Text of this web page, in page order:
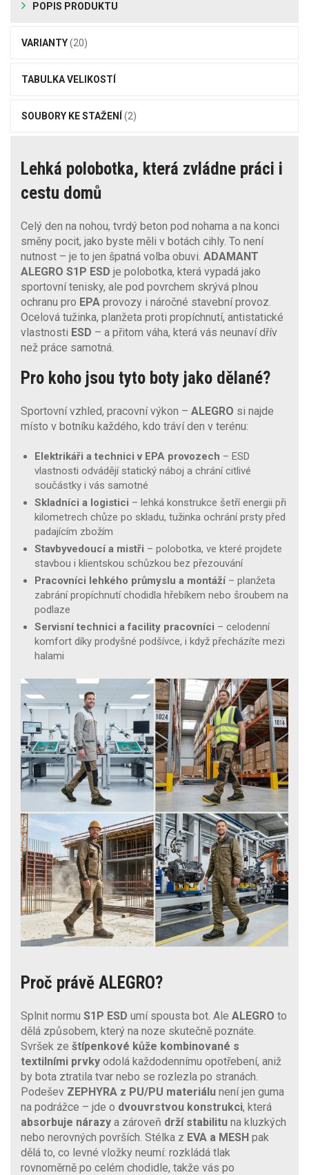
POPIS PRODUKTU
VARIANTY(20)
TABULKA VELIKOSTÍ
SOUBORY KE STAŽENÍ (2)
Lehká polobotka, která zvládne práci i
cestu domů
Celý den na nohou, tvrdý beton pod nohama a na konci
směny pocit, jako byste měli v botách cihly. To není
nutnost – je to jen špatná volba obuvi. ADAMANT
ALEGRO S1P ESD je polobotka, která vypadá jako
sportovní tenisky, ale pod povrchem skrývá plnou
ochranu pro EPA provozy i náročné stavební provoz.
Ocelová tužinka, planžeta proti propíchnutí, antistatické
vlastnosti ESD – a přitom váha, která vás neunaví dřív
než práce samotná.
Pro koho jsou tyto boty jako dělané?
Sportovní vzhled, pracovní výkon – ALEGRO si najde
místo v botníku každého, kdo tráví den v terénu:
Elektrikáři a technici v EPA provozech – ESD
vlastnosti odvádějí statický náboj a chrání citlivé
součástky i vás samotné
Skladníci a logistici – lehká konstrukce šetří energii při
kilometrech chůze po skladu, tužinka ochrání prsty před
padajícím zbožím
Stavbyvedoucí a mistři – polobotka, ve které projdete
stavbou i klientskou schůzkou bez přezouvání
Pracovníci lehkého průmyslu a montáží– planžeta
zabrání propíchnutí chodidla hřebíkem nebo šroubem na
podlaze
Servisní technici a facility pracovníci – celodenní
komfort díky prodyšné podšívce, i když přecházíte mezi
halami
Proč právě ALEGRO?
Splnit normu S1P ESD umí spousta bot. Ale ALEGRO to
dělá způsobem, který na noze skutečně poznáte.
Svršek ze štípenkové kůže kombinované s
textilními prvky odolá každodennímu opotřebení, aniž
by bota ztratila tvar nebo se rozlezla po stranách.
Podešev ZEPHYRA z PU/PU materiálu není jen guma
na podrážce – jde o dvouvrstvou konstrukci, která
absorbuje nárazy a zároveň drží stabilitu na kluzkých
nebo nerovných površích. Stélka z EVA a MESH pak
dělá to, co levné vložky neumí: rozkládá tlak
rovnoměrně po celém chodidle, takže vás po